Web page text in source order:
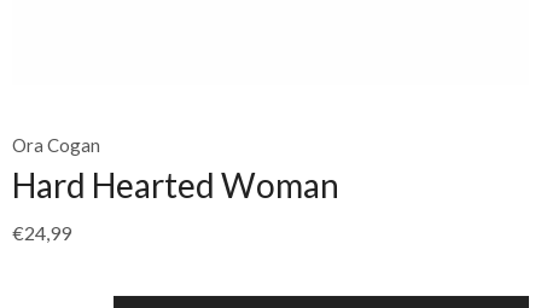
Ora Cogan
Hard Hearted Woman
€24,99